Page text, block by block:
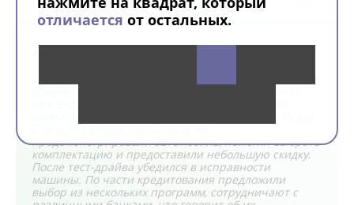
Тимур
продемонстрировали автомобиль, помогли выбрать
комплектацию и предоставили небольшую скидку.
После тест-драйва убедился в исправности
машины. По части кредитования предложили
выбор из нескольких программ, сотрудничают с
отличается от остальных.